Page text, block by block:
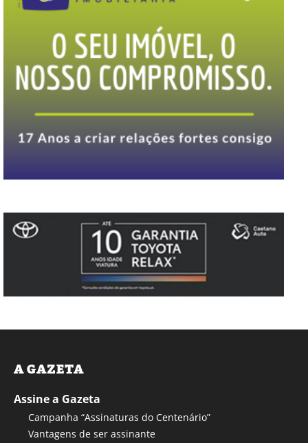
A GAZETA
Assine a Gazeta
Campanha “Assinaturas do Centenário”
Vantagens de ser assinante